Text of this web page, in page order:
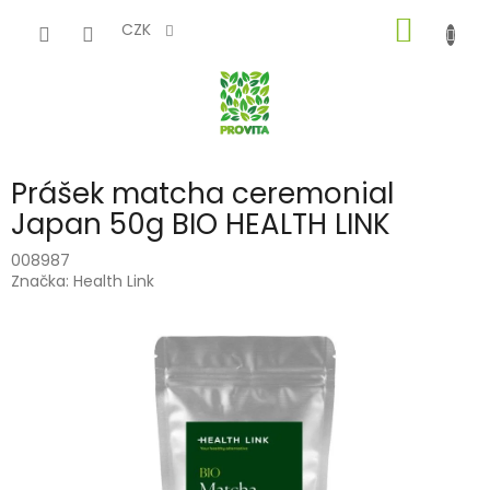
CZK
KOŠÍK
Prášek matcha ceremonial
Japan 50g BIO HEALTH LINK
008987
Značka: Health Link